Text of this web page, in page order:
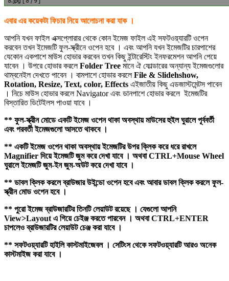
এবার এর কয়েকটা ফিচার নিয়ে আলোচনা করা যাক ।
আপনি যখন ফাইল এক্সপ্লোরার থেকে কোন ইমেজ ফাইল এই সফটওয়্যারটি ওপেন
করবেন তখন ইমেজটি ফুল-স্ক্রীনে ওপেন হবে । এবং আপনি যখন ইমেজটির চারপাশের
যেকোন একপাশে মাউস হোভার করবেন তখন কিছু ইন্টারেস্টিং ইনফরমেশন আপনি পেয়ে
যাবেন । উপরে হোভার করলেFolder Tree মানে ঐ ফোল্ডারের অন্যান্য ইমেজগুলোর
থাম্বনেইল দেখতে পাবেন । বামপাশে হোভার করলেFile & Slidehshow,
Rotation, Resize, Text, color, Effects এইজাতীয় কিছু এডজাস্টমেন্টস পাবেন
। নিচে মাউস হোভার করলে Navigator এবং ডানপাশে হোভার করলে ইমেজটির
বিস্তারিত ডিটেইলস পাওয়া যাবে ।
** ফুল-স্ক্রীন মোডে একটি ইমেজ ওপেন থাকা অবস্থায় মাউসের হুইল ঘুরালে পূর্ববর্তী
এবং পরবর্তী ইমেজগুলো আসতে থাকবে ।
** একটি ইমেজ ওপেন থাকা অবস্থায় ইমেজটির উপর ক্লিক করে ধরে রাখলে
Magnifier দিয়ে ইমেজটি জুম করে দেখা যাবে । অথবা CTRL+Mouse Wheel
ঘুরালে ইমেজটি জুম-ইন জুম-অউট করে দেখা যাবে ।
** ডাবল ক্লিক করলে ব্রাউজার উইন্ডো ওপেন হবে এবং আবার ডাবল ক্লিক করলে ফুল-
স্ক্রীন মোড ওপেন হবে ।
** পুরো ইমেজ ব্রাউজারটির তিনটি লেয়াউট রয়েছে । যেগুলো আপনি
View>Layout এ গিয়ে চেইঞ্জ করতে পারবেন । অথবা CTRL+ENTER
চাপলেও ব্রাউজারটির লেয়াউট চেঞ্জ করা যাবে ।
** সফটওয়্যারটি হাইলি কাস্টমাইজেবল । সেটিংস থেকে সফটওয়্যারটি আরও অনেক
কাস্টমাইজ করা যাবে ।